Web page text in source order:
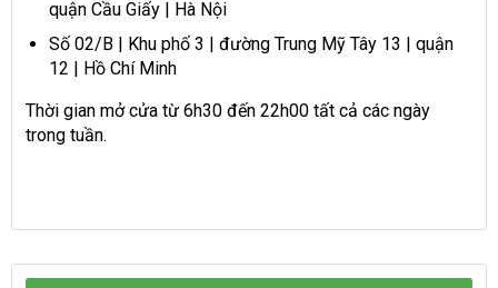
quận Cầu Giấy | Hà Nội
Số 02/B | Khu phố 3 | đường Trung Mỹ Tây 13 | quận
12 | Hồ Chí Minh
Thời gian mở cửa từ 6h30 đến 22h00 tất cả các ngày
trong tuần.